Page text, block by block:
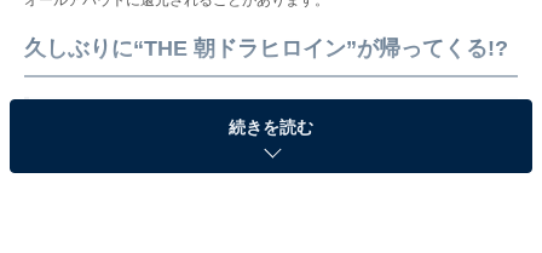
久しぶりに“THE 朝ドラヒロイン”が帰ってくる!?
#あんぱんだより
続きを読む